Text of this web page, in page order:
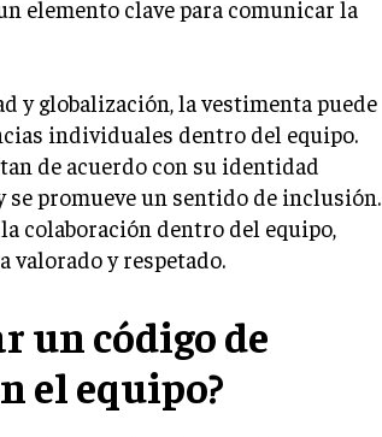
elemento clave para comunicar la
y globalización, la vestimenta puede
individuales dentro del equipo.
de acuerdo con su identidad
promueve un sentido de inclusión.
colaboración dentro del equipo,
valorado y respetado.
un código de
el equipo?